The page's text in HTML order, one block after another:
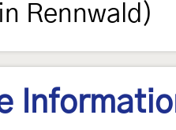
Rennwald)